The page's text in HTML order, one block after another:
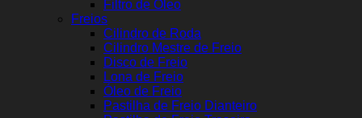
Filtro de Óleo
Freios
Cilindro de Roda
Cilindro Mestre de Freio
Disco de Freio
Lona de Freio
Óleo de Freio
Pastilha de Freio Dianteiro